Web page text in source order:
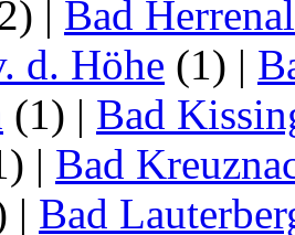
| Bad
d. Höhe (1) |
(1) | Bad
| Bad
| Bad